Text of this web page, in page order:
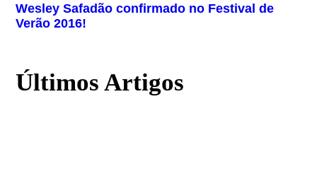
Wesley Safadão confirmado no Festival de
Verão 2016!
Últimos Artigos